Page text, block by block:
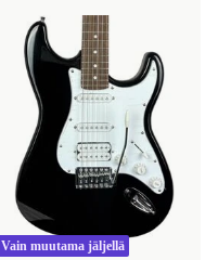
Vain muutama jäljellä